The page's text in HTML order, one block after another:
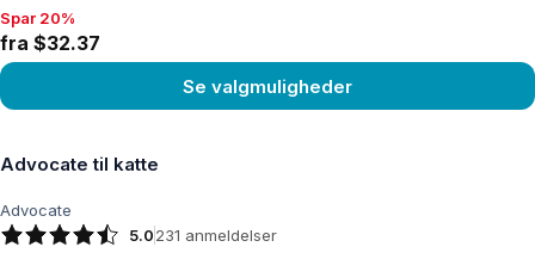
Spar 20%, fra $32.37
Spar 20%
fra $32.37
Se valgmuligheder
Advocate til katte
Advocate
5.0231 anmeldelser